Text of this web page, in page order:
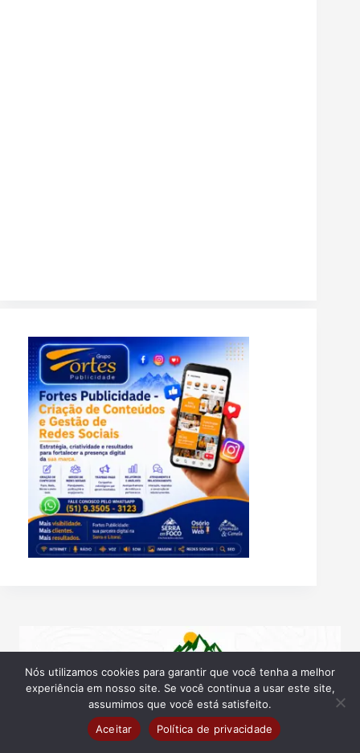
Nós utilizamos cookies para garantir que você tenha a melhor
experiência em nosso site. Se você continua a usar este site,
assumimos que você está satisfeito.
Aceitar
Política de privacidade